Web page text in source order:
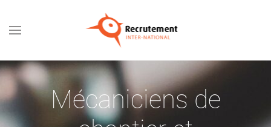
Passer au contenu principal
Mécaniciens de